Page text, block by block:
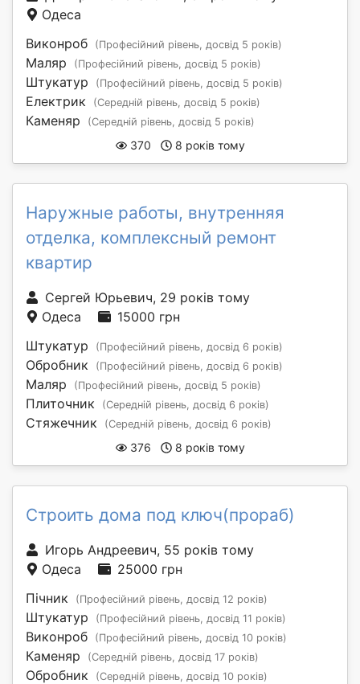
Одеса
Виконроб
(Професійний рівень, досвід 5 років)
Маляр (Професійний рівень, досвід 5 років)
Штукатур (Професійний рівень, досвід 5 років)
Електрик (Середній рівень, досвід 5 років)
Каменяр (Середній рівень, досвід 5 років)
370 8 років тому
Наружные работы, внутренняя
отделка, комплексный ремонт
квартир
Сергей Юрьевич, 29 років тому
Одеса
15000 грн
Штукатур
(Професійний рівень, досвід 6 років)
Обробник (Професійний рівень, досвід 6 років)
Маляр (Професійний рівень, досвід 5 років)
Плиточник (Середній рівень, досвід 6 років)
Стяжечник (Середній рівень, досвід 6 років)
376 8 років тому
Строить дома под ключ(прораб)
Игорь Андреевич, 55 років тому
Одеса
25000 грн
Пічник
(Професійний рівень, досвід 12 років)
Штукатур (Професійний рівень, досвід 11 років)
Виконроб (Професійний рівень, досвід 10 років)
Каменяр (Середній рівень, досвід 17 років)
Обробник (Середній рівень, досвід 10 років)